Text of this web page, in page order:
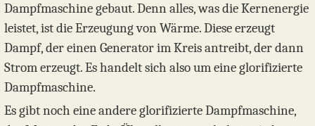
Dampfmaschine gebaut. Denn alles, was die Kernenergie
leistet, ist die Erzeugung von Wärme. Diese erzeugt
Dampf, der einen Generator im Kreis antreibt, der dann
Strom erzeugt. Es handelt sich also um eine glorifizierte
Dampfmaschine.
Es gibt noch eine andere glorifizierte Dampfmaschine,